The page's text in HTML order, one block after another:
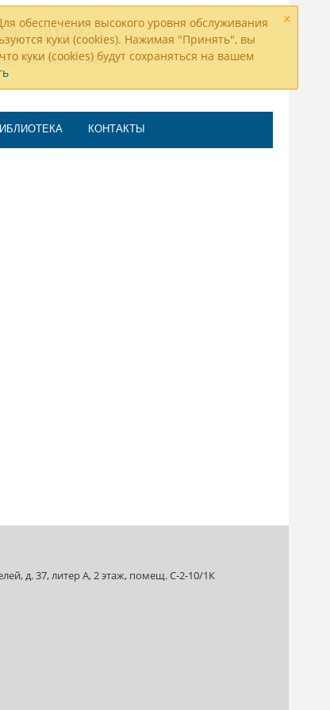
×
обеспечения высокого уровня обслуживания
куки (cookies). Нажимая "Принять", вы
куки (cookies) будут сохраняться на вашем
301-09-95
КОНТАКТЫ
д. 37, литер А, 2 этаж, помещ. С-2-10/1К